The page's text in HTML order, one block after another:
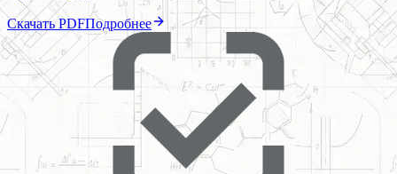
Скачать PDFПодробнее